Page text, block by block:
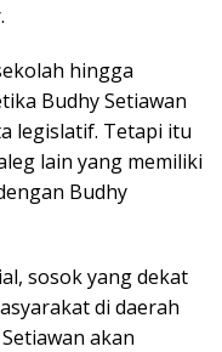
hingga
Budhy Setiawan
legislatif. Tetapi itu
lain yang memiliki
Budhy
sosok yang dekat
di daerah
akan